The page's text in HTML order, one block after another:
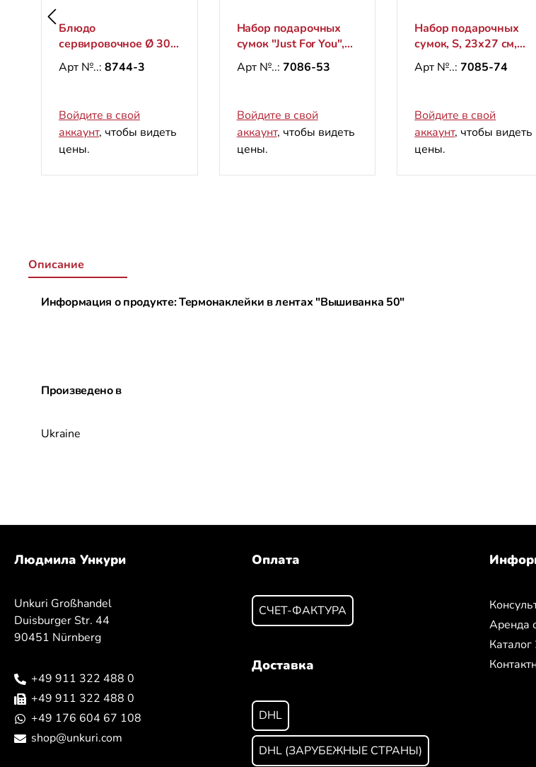
Блюдо
сервировочное Ø 30
см "Хохлома рябина"
с лопаткой для торта
Арт №..: 8744-3
Войдите в свой
аккаунт, чтобы видеть
цены.
Набор подарочных
сумок "Just For You",
M, 26х33см
(горизонтальные)
Арт №..: 7086-53
Войдите в свой
аккаунт, чтобы видеть
цены.
Набор подарочных
сумок, S, 23x27 см,
"Розы и подарок 3D"
Арт №..:7085-74
Войдите в свой
аккаунт, чтобы видеть
цены.
Описание
Информация о продукте: Термонаклейки в лентах "Вышиванка 50"
Произведено в
Ukraine
Людмила Ункури
Unkuri Großhandel
Duisburger Str. 44
90451 Nürnberg
+49 911 322 488 0
+49 911 322 488 0
+49 176 604 67 108
shop@unkuri.com
Оплата
СЧЕТ-ФАКТУРА
Доставка
DHL
DHL (ЗАРУБЕЖНЫЕ СТРАНЫ)
Аренда